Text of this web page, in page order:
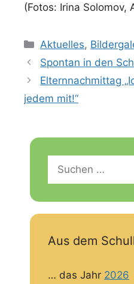
(Fotos: Irina Solomov,
Kategorien
Aktuelles,
Spontan in den
Elternnachmittag
jedem mit!“
nach:
Aus dem
… das Jahr 2026